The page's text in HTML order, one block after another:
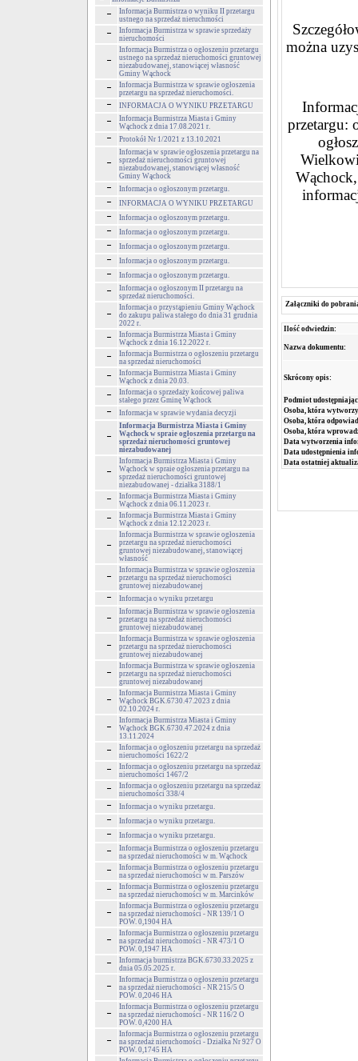
Informacja Burmistrza o wyniku II przetargu
ustnego na sprzedaż nieruchmości
Informacja Burmistrza w sprawie sprzedaży
nieruchomości
Informacja Burmistrza o ogłoszeniu przetargu
ustnego na sprzedaż nieruchomości gruntowej
niezabudowanej, stanowiącej własność
Gminy Wąchock
Informacja Burmistrza w sprawie ogłoszenia
przetargu na sprzedaż nieruchomości.
INFORMACJA O WYNIKU PRZETARGU
Informacja Burmistrza Miasta i Gminy
Wąchock z dnia 17.08.2021 r.
Protokół Nr 1/2021 z 13.10.2021
Informacja w sprawie ogłoszenia przetargu na
sprzedaż nieruchomości gruntowej
niezabudowanej, stanowiącej własność
Gminy Wąchock
Informacja o ogłoszonym przetargu.
INFORMACJA O WYNIKU PRZETARGU
Informacja o ogłoszonym przetargu.
Informacja o ogłoszonym przetargu.
Informacja o ogłoszonym przetargu.
Informacja o ogłoszonym przetargu.
Informacja o ogłoszonym przetargu.
Informacja o ogłoszonym II przetargu na
sprzedaż nieruchomości.
Informacja o przystąpieniu Gminy Wąchock
do zakupu paliwa stałego do dnia 31 grudnia
2022 r.
Informacja Burmistrza Miasta i Gminy
Wąchock z dnia 16.12.2022 r.
Informacja Burmistrza o ogłoszeniu przetargu
na sprzedaż nieruchomości
Informacja Burmistrza Miasta i Gminy
Wąchock z dnia 20.03.
Informacja o sprzedaży końcowej paliwa
stałego przez Gminę Wąchock
Informacja w sprawie wydania decyzji
Informacja Burmistrza Miasta i Gminy
Wąchock w spraie ogłoszenia przetargu na
sprzedaż nieruchomości gruntowej
niezabudowanej
Informacja Burmistrza Miasta i Gminy
Wąchock w spraie ogłoszenia przetargu na
sprzedaż nieruchomości gruntowej
niezabudowanej - działka 3188/1
Informacja Burmistrza Miasta i Gminy
Wąchock z dnia 06.11.2023 r.
Informacja Burmistrza Miasta i Gminy
Wąchock z dnia 12.12.2023 r.
Informacja Burmistrza w sprawie ogłoszenia
przetargu na sprzedaż nieruchomości
gruntowej niezabudowanej, stanowiącej
własność
Informacja Burmistrza w sprawie ogłoszenia
przetargu na sprzedaż nieruchomości
gruntowej niezabudowanej
Informacja o wyniku przetargu
Informacja Burmistrza w sprawie ogłoszenia
przetargu na sprzedaż nieruchomości
gruntowej niezabudowanej
Informacja Burmistrza w sprawie ogłoszenia
przetargu na sprzedaż nieruchomości
gruntowej niezabudowanej
Informacja Burmistrza w sprawie ogłoszenia
przetargu na sprzedaż nieruchomości
gruntowej niezabudowanej
Informacja Burmistrza Miasta i Gminy
Wąchock BGK.6730.47.2023 z dnia
02.10.2024 r.
Informacja Burmistrza Miasta i Gminy
Wąchock BGK.6730.47.2024 z dnia
13.11.2024
Informacja o ogłoszeniu przetargu na sprzedaż
nieruchomości 1622/2
Informacja o ogłoszeniu przetargu na sprzedaż
nieruchomości 1467/2
Informacja o ogłoszeniu przetargu na sprzedaż
nieruchomości 338/4
Informacja o wyniku przetargu.
Informacja o wyniku przetargu.
Informacja o wyniku przetargu.
Informacja Burmistrza o ogłoszeniu przetargu
na sprzedaż nieruchomości w m. Wąchock
Informacja Burmistrza o ogłoszeniu przetargu
na sprzedaż nieruchomości w m. Parszów
Informacja Burmistrza o ogłoszeniu przetargu
na sprzedaż nieruchomości w m. Marcinków
Informacja Burmistrza o ogłoszeniu przetargu
na sprzedaż nieruchomości - NR 139/1 O
POW. 0,1904 HA
Informacja Burmistrza o ogłoszeniu przetargu
na sprzedaż nieruchomości - NR 473/1 O
POW. 0,1947 HA
Informacja burmistrza BGK.6730.33.2025 z
dnia 05.05.2025 r.
Informacja Burmistrza o ogłoszeniu przetargu
na sprzedaż nieruchomości - NR 215/5 O
POW. 0,2046 HA
Informacja Burmistrza o ogłoszeniu przetargu
na sprzedaż nieruchomości - NR 116/2 O
POW. 0,4200 HA
Informacja Burmistrza o ogłoszeniu przetargu
na sprzedaż nieruchomości - Działka Nr 927 O
POW. 0,1745 HA
można
przetargu:
Załączniki do
Ilość odwiedzin:
Nazwa dokumentu:
Skrócony opis:
Podmiot
Osoba, która
Osoba, która
Osoba, która
Data wytworzenia
Data udostępnienia
Data ostatniej